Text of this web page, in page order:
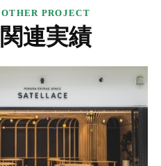
関連実績